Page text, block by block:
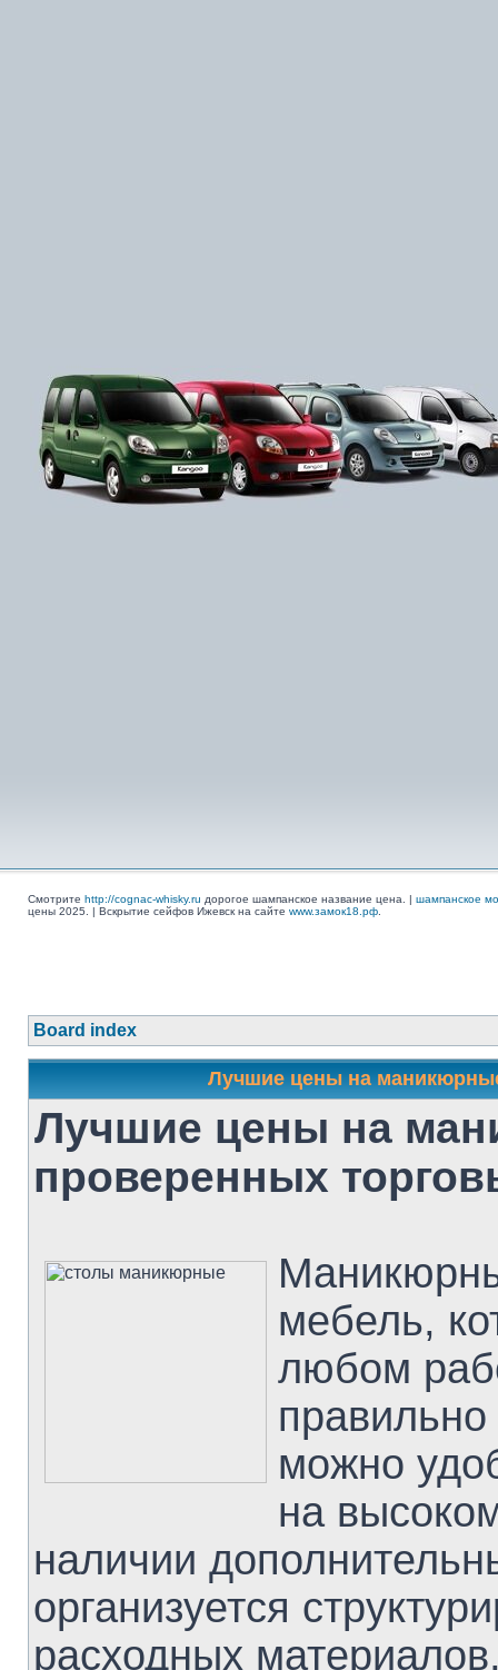
Смотрите http://cognac-whisky.ru дорогое шампанское название цена. | шампанское
цены 2025. | Вскрытие сейфов Ижевск на сайте www.замок18.рф
Board index
Лучшие цены на
Лучшие цены на
проверенных
мебель,
любом
можно
на
наличии
организуется
расходных